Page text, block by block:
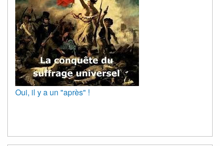
Oui, il y a un "après" !